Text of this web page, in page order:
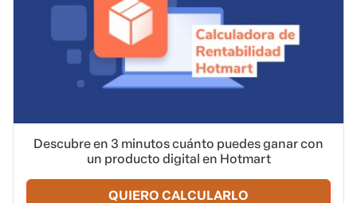
Descubre en 3 minutos cuánto puedes ganar con
un producto digital en Hotmart
QUIERO CALCULARLO